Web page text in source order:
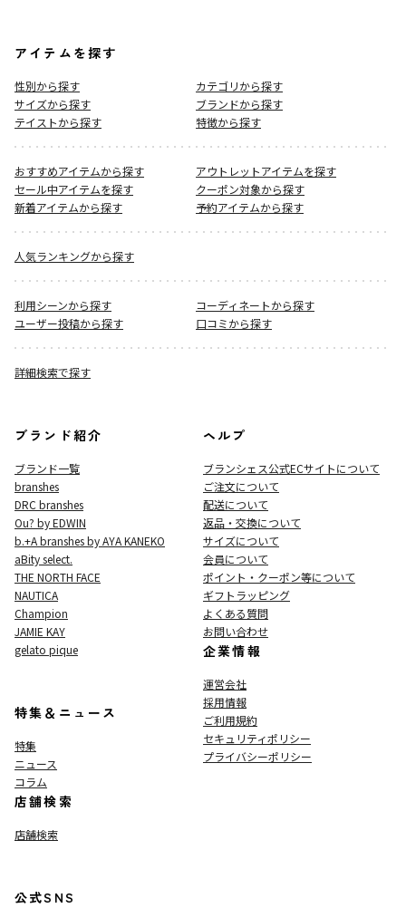
アイテムを探す
性別から探す
カテゴリから探す
サイズから探す
ブランドから探す
テイストから探す
特徴から探す
おすすめアイテムから探す
アウトレットアイテムを探す
セール中アイテムを探す
クーポン対象から探す
新着アイテムから探す
予約アイテムから探す
人気ランキングから探す
利用シーンから探す
コーディネートから探す
ユーザー投稿から探す
口コミから探す
詳細検索で探す
ブランド紹介
ブランド一覧
branshes
DRC branshes
Ou? by EDWIN
b.+A branshes by AYA KANEKO
aBity select.
THE NORTH FACE
NAUTICA
Champion
JAMIE KAY
gelato pique
特集＆ニュース
特集
ニュース
コラム
店舗検索
店舗検索
ヘルプ
ブランシェス公式ECサイトについて
ご注文について
配送について
返品・交換について
サイズについて
会員について
ポイント・クーポン等について
ギフトラッピング
よくある質問
お問い合わせ
企業情報
運営会社
採用情報
ご利用規約
セキュリティポリシー
プライバシーポリシー
公式SNS